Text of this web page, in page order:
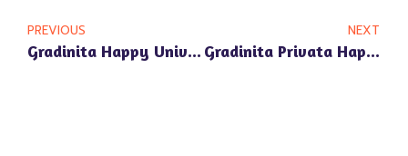
PREVIOUS
Gradinita Happy Univers Pipera: Pregatirea Pentru Trecerea La Scoala
NEXT
Gradinita Privata Happy Univers Pipera: Parteneriate Cu Specialisti In Educatie Pentru O Dezvoltare Armonioasa